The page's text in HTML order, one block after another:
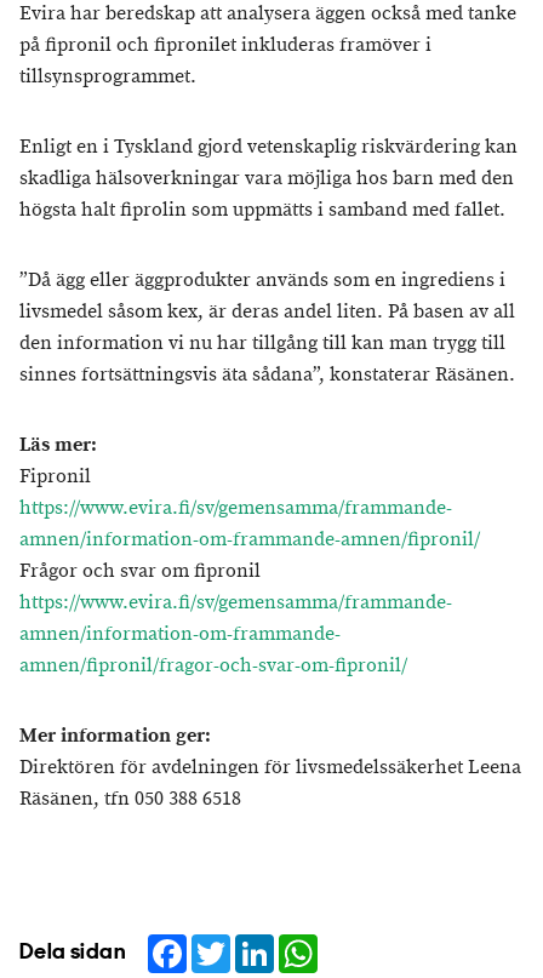
Evira har beredskap att analysera äggen också med tanke
på fipronil och fipronilet inkluderas framöver i
tillsynsprogrammet.
Enligt en i Tyskland gjord vetenskaplig riskvärdering kan
skadliga hälsoverkningar vara möjliga hos barn med den
högsta halt fiprolin som uppmätts i samband med fallet.
”Då ägg eller äggprodukter används som en ingrediens i
livsmedel såsom kex, är deras andel liten. På basen av all
den information vi nu har tillgång till kan man trygg till
sinnes fortsättningsvis äta sådana”, konstaterar Räsänen.
Läs mer:
Fipronil
https://www.evira.fi/sv/gemensamma/frammande-
amnen/information-om-frammande-amnen/fipronil/
Frågor och svar om fipronil
https://www.evira.fi/sv/gemensamma/frammande-
amnen/information-om-frammande-
amnen/fipronil/fragor-och-svar-om-fipronil/
Mer information ger:
Direktören för avdelningen för livsmedelssäkerhet Leena
Räsänen, tfn 050 388 6518
Dela sidan Facebook
TwitterLinkedIn